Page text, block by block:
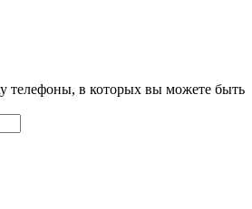
телефоны, в которых вы можете быть